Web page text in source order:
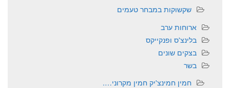
שקשוקות במבחר טעמים
ארוחות ערב
בלינצ'ס ופנקייקס
בצקים שונים
בשר
חמין חמינצ'יק חמין מקרוני….